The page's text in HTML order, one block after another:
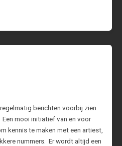
berichten voorbij zien
mooi initiatief van en voor
kennis te maken met een artiest,
nummers. Er wordt altijd een